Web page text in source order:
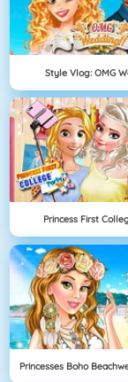
Style Vlog: OMG
Princess First
Princesses Boho